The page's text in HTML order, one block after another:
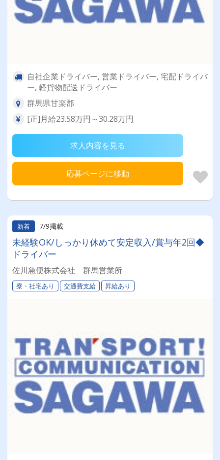
自社企業ドライバー, 営業ドライバー, 宅配ドライバ
ー, 軽貨物配送ドライバー
群馬県甘楽郡
[正]月給23.58万円～30.28万円
求人内容を見る
応募ページに移動
新着 7/9掲載
未経験OK/しっかり休めて安定収入/賞与年2回◆
ドライバー
佐川急便株式会社 群馬営業所
寮・社宅あり 交通費支給 昇給あり